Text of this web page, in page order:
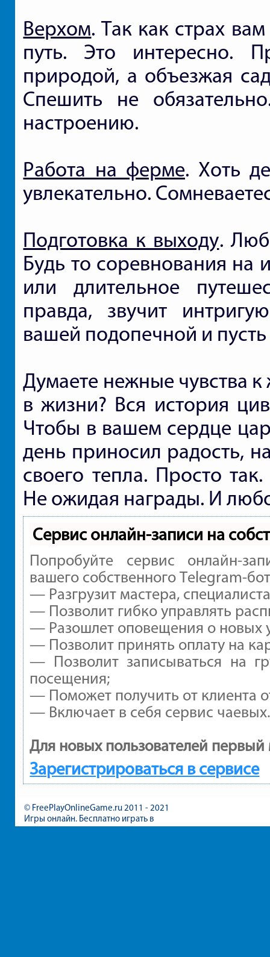
Верхом. Так как страх
путь. Это интересно.
природой, а объезжая
Спешить не
настроению.
Работа на ферме. Хоть
увлекательно.
Подготовка к выходу.
Будь то соревнования на
или длительное
правда, звучит
вашей подопечной и
Думаете нежные чувства
в жизни? Вся история
Чтобы в вашем сердце
день приносил радость,
своего тепла. Просто
Не ожидая награды. И
Сервис онлайн-записи на
Попробуйте сервис онлайн-
вашего собственного Telegram-
— Разгрузит мастера,
— Позволит гибко управлять
— Разошлет оповещения о новых
— Позволит принять оплату на
— Позволит записываться на
посещения;
— Поможет получить от клиента
— Включает в себя сервис чаевых.
Для новых пользователей первый
Зарегистрироваться в сервисе
© FreePlayOnlineGame.ru 2011 - 2021
Игры онлайн. Бесплатно играть в
игры для девочек и мальчиков